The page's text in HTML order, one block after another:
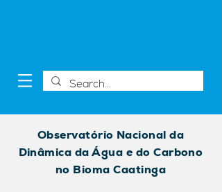
Observatório Nacional da
Dinâmica da Água e do Carbono
no Bioma Caatinga